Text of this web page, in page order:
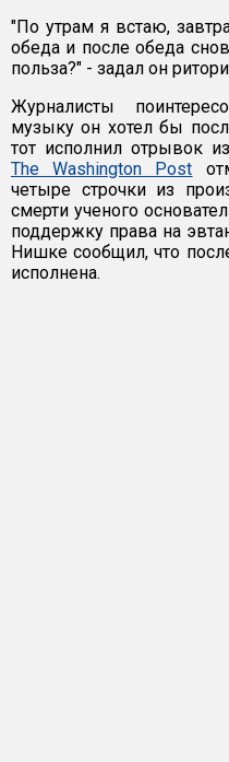
"По утрам я встаю,
обеда и после обеда
польза?" - задал он
Журналисты
музыку он хотел бы
тот исполнил отрывок
The Washington Post
четыре строчки из
смерти ученого
поддержку права на
Нишке сообщил, что
исполнена.